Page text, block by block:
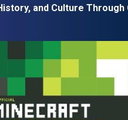
and Culture Through